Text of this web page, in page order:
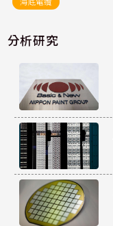
分析研究